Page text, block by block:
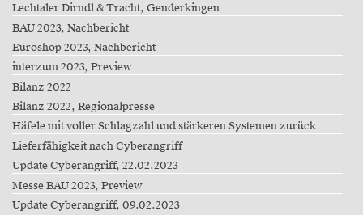
Lechtaler Dirndl & Tracht, Genderkingen
BAU 2023, Nachbericht
Euroshop 2023, Nachbericht
interzum 2023, Preview
Bilanz 2022
Bilanz 2022, Regionalpresse
Häfele mit voller Schlagzahl und stärkeren Systemen zurück
Lieferfähigkeit nach Cyberangriff
Update Cyberangriff, 22.02.2023
Messe BAU 2023, Preview
Update Cyberangriff, 09.02.2023